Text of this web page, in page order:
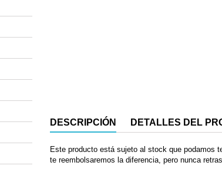
DESCRIPCIÓN DETALLES DEL
Este producto está sujeto al stock que podamos
te reembolsaremos la diferencia, pero nunca